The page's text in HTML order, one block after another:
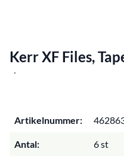
Kerr XF Files,
Artikelnummer:
Antal: 6 st